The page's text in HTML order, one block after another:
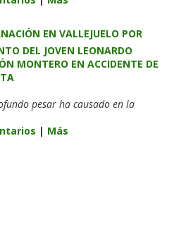
EN VALLEJUELO POR
DEL JOVEN LEONARDO
MONTERO EN ACCIDENTE DE
pesar ha causado en la
| Más